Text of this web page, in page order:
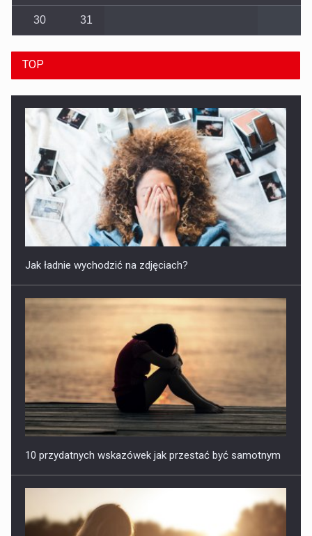
30 31
TOP
10 przydatnych wskazówek jak przestać być samotnym
W jaki sposób wrażliwe osoby powinny stawiać granice?